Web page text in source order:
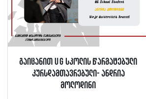
გაიცანით UG სკოლის წარმატებული
კურსდამთავრებული- ანდრია
მოლოდინი